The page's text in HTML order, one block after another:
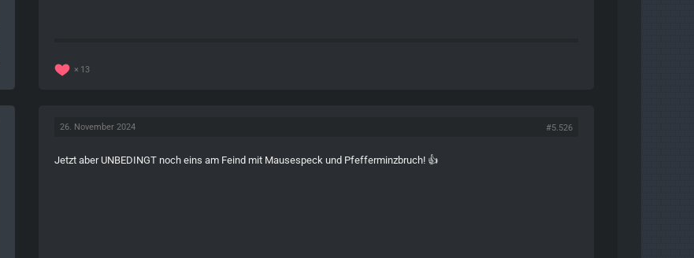
13
26. November 2024 #5.526
Jetzt aber UNBEDINGT noch eins am Feind mit Mausespeck und Pfefferminzbruch! 👍